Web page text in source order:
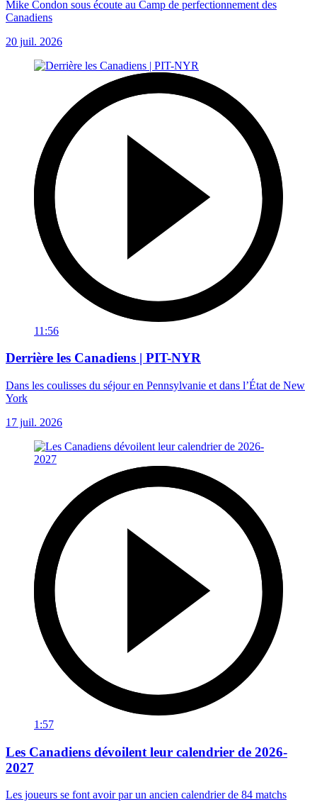
Mike Condon sous écoute au Camp de perfectionnement des
Canadiens
20 juil. 2026
11:56
Derrière les Canadiens | PIT-NYR
Dans les coulisses du séjour en Pennsylvanie et dans l’État de New
York
17 juil. 2026
1:57
Les Canadiens dévoilent leur calendrier de 2026-
2027
Les joueurs se font avoir par un ancien calendrier de 84 matchs